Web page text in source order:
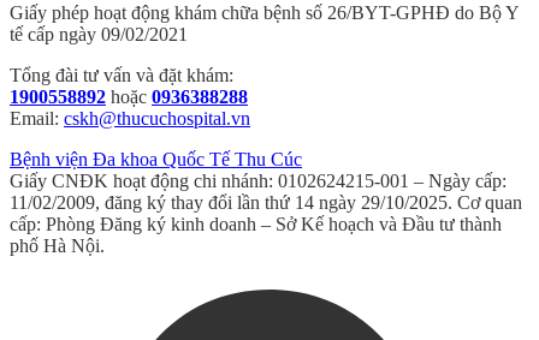
Giấy phép hoạt động khám chữa bệnh số 26/BYT-GPHĐ do Bộ Y
tế cấp ngày 09/02/2021
Tổng đài tư vấn và đặt khám:
1900558892 hoặc 0936388288
Email: cskh@thucuchospital.vn
Bệnh viện Đa khoa Quốc Tế Thu Cúc
Giấy CNĐK hoạt động chi nhánh: 0102624215-001 – Ngày cấp:
11/02/2009, đăng ký thay đổi lần thứ 14 ngày 29/10/2025. Cơ quan
cấp: Phòng Đăng ký kinh doanh – Sở Kế hoạch và Đầu tư thành
phố Hà Nội.